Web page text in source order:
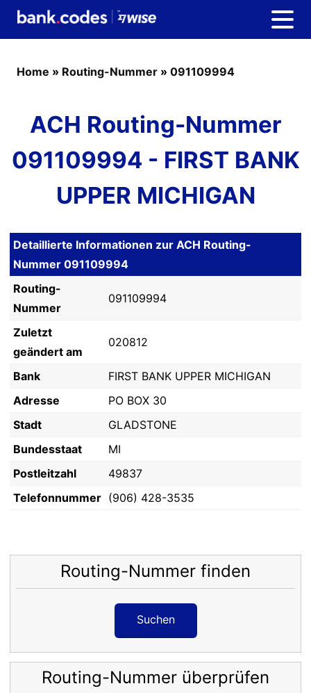
Home » Routing-Nummer » 091109994
ACH Routing-Nummer
091109994 - FIRST BANK
UPPER MICHIGAN
Detaillierte Informationen zur ACH Routing-
Nummer 091109994
Routing-
Nummer
091109994
Zuletzt
geändert am
020812
Bank
FIRST BANK UPPER MICHIGAN
Adresse
PO BOX 30
Stadt
GLADSTONE
Bundesstaat
MI
Postleitzahl
49837
Telefonnummer (906) 428-3535
Routing-Nummer finden
Suchen
Routing-Nummer überprüfen